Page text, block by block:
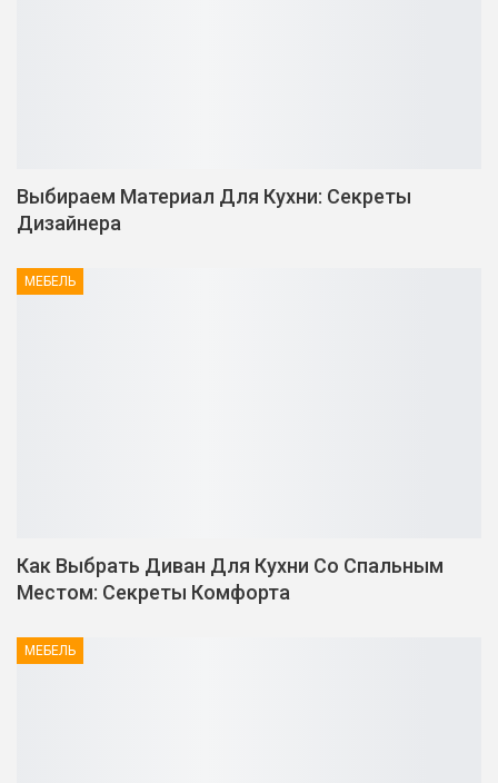
Выбираем Материал Для Кухни: Секреты
Дизайнера
МЕБЕЛЬ
Как Выбрать Диван Для Кухни Со Спальным
Местом: Секреты Комфорта
МЕБЕЛЬ